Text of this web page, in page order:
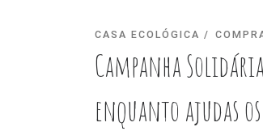
CASA ECOLÓGICA
Campanha
enquanto ajudas